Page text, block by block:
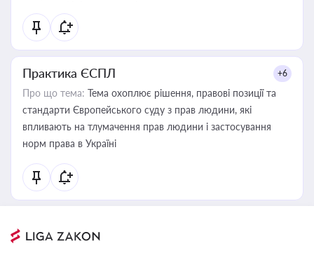
Практика ЄСПЛ +6
Про що тема: Тема охоплює рішення, правові позиції та
стандарти Європейського суду з прав людини, які
впливають на тлумачення прав людини і застосування
норм права в Україні